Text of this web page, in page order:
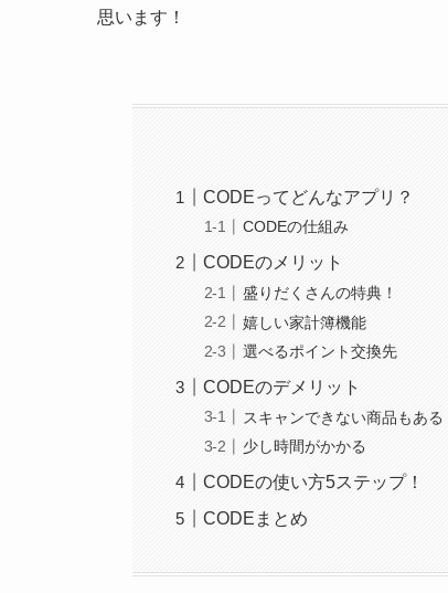
思います！
CODEってどんなアプリ？
CODEの仕組み
CODEのメリット
盛りだくさんの特典！
嬉しい家計簿機能
選べるポイント交換先
CODEのデメリット
スキャンできない商品もある
少し時間がかかる
CODEの使い方5ステップ！
CODEまとめ